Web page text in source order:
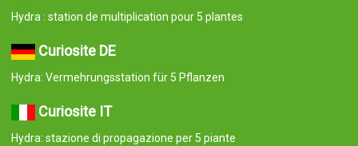
Hydra : station de multiplication pour 5 plantes
Curiosite DE
Hydra: Vermehrungsstation für 5 Pflanzen
Curiosite IT
Hydra: stazione di propagazione per 5 piante